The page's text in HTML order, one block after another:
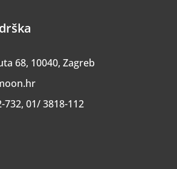
68, 10040, Zagreb
732, 01/ 3818-112